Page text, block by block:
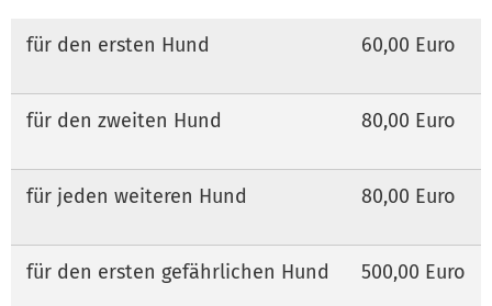
für den ersten Hund 60,00 Euro
für den zweiten Hund 80,00 Euro
für jeden weiteren Hund 80,00 Euro
für den ersten gefährlichen Hund 500,00 Euro